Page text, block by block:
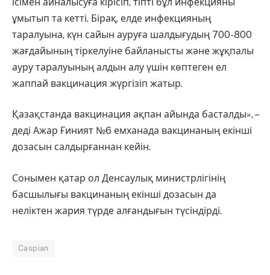
ұмытып та кетті. Бірақ, елде инфекцияның
таралуына, күн сайын ауруға шалдығудың 700-800
жағдайының тіркелуіне байланысты және жұқпалы
ауру таралуының алдын алу үшін көптеген ел
жаппай вакцинация жүргізіп жатыр.
Қазақстанда вакцинация ақпан айында басталды», –
деді Ажар Ғиният №6 емханада вакцинаның екінші
дозасын салдырғаннан кейін.
Сонымен қатар ол Денсаулық министрлігінің
басшылығы вакцинаның екінші дозасын да
неліктен жария түрде алғандығын түсіндірді.
Caspian